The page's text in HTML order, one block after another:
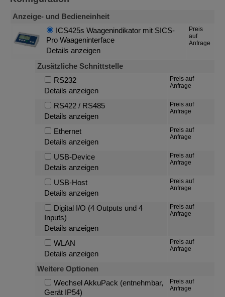
Anzeige- und Bedieneinheit
ICS425s Waagenindikator mit SICS-
Pro Waageninterface
Details anzeigen
Preis
auf
Anfrage
Zusätzliche Schnittstelle
RS232
Details anzeigen
Preis auf
Anfrage
RS422 / RS485
Details anzeigen
Preis auf
Anfrage
Ethernet
Details anzeigen
Preis auf
Anfrage
USB-Device
Details anzeigen
Preis auf
Anfrage
USB-Host
Details anzeigen
Preis auf
Anfrage
Digital I/O (4 Outputs und 4
Inputs)
Details anzeigen
Preis auf
Anfrage
WLAN
Details anzeigen
Preis auf
Anfrage
Weitere Optionen
Wechsel AkkuPack (entnehmbar,
Gerät IP54)
Preis auf
Anfrage